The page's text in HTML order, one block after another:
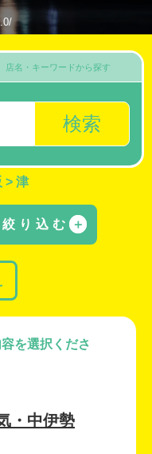
検索
店名・キーワードから探す
> 津
り込む ＋
を選択くださ
・中伊勢